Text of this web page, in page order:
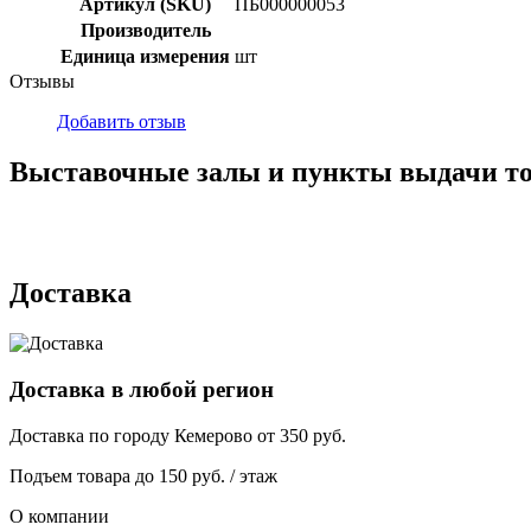
Производитель
Единица измерения шт
Отзывы
Добавить отзыв
Выставочные залы и пункты выдачи
Доставка
Доставка в любой регион
Доставка по городу Кемерово от 350 руб.
Подъем товара до 150 руб. / этаж
О компании